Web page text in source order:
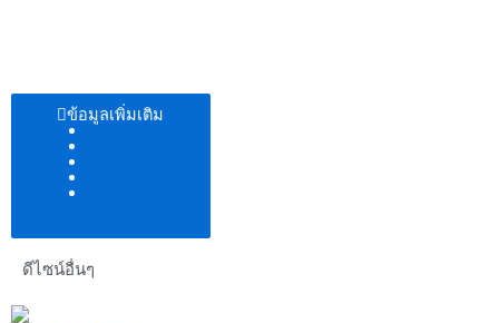
ข้อมูลเพิ่มเติม
ตัวอย่างโทนสี
ดีไซน์อื่นๆ